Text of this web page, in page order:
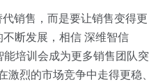
销售，而是要让销售变得更
断发展，相信 深维智信
能培训会成为更多销售团队突
激烈的市场竞争中走得更稳、